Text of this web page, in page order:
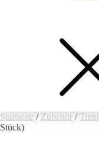
Startseite / Zubehör /
Stück)